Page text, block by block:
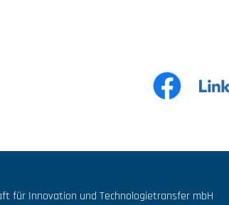
für Innovation und Technologietransfer mbH